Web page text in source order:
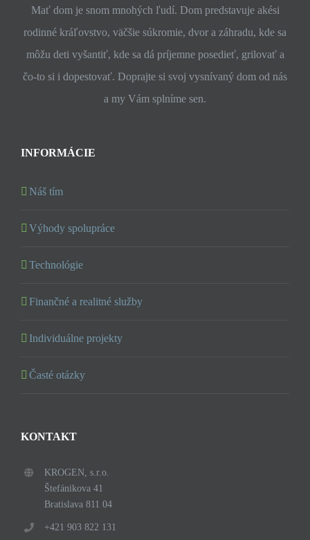
Mať dom je snom mnohých ľudí. Dom predstavuje akési
rodinné kráľovstvo, väčšie súkromie, dvor a záhradu, kde sa
môžu deti vyšantiť, kde sa dá príjemne posedieť, grilovať a
čo-to si i dopestovať. Doprajte si svoj vysnívaný dom od nás
a my Vám splníme sen.
INFORMÁCIE
Náš tím
Výhody spolupráce
Technológie
Finančné a realitné služby
Individuálne projekty
Časté otázky
KONTAKT
KROGEN, s.r.o.
Štefánikova 41
Bratislava 811 04
+421 903 822 131